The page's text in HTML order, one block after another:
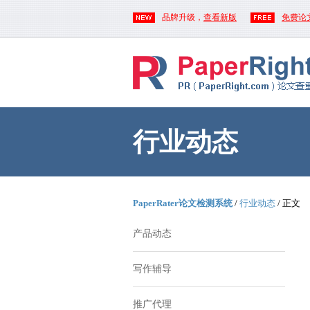
品牌升级， 查看新版 免费论
行业动态
PaperRater论文检测系统/ 行业动态 / 正文
产品动态
写作辅导
推广代理